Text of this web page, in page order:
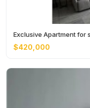
Exclusive Apartment for
$420,000